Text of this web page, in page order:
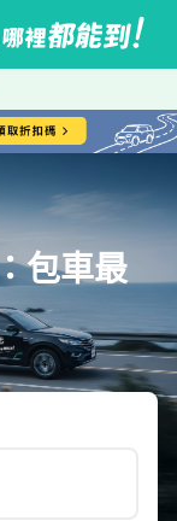
包車最